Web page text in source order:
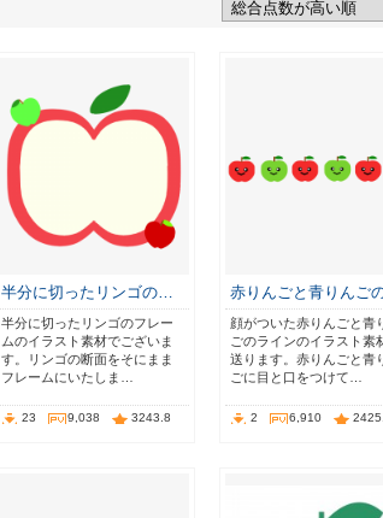
半分に切ったリンゴの…
半分に切ったリンゴのフレー
ムのイラスト素材でございま
す。リンゴの断面をそにまま
フレームにいたしま…
23 9,038 3243.8
赤りんごと青りんご
顔がついた赤りんごと青
ごのラインのイラスト素
送ります。赤りんごと青
ごに目と口をつけて…
2 6,910